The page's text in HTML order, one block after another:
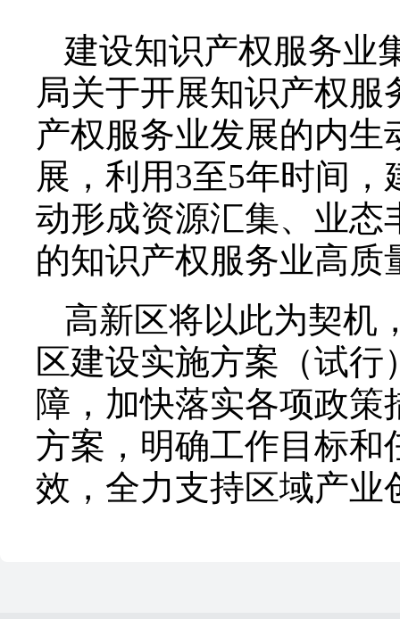
建设知识产权服务业
局关于开展知识产权
产权服务业发展的内
展，利用3至5年时间
动形成资源汇集、业态
的知识产权服务业高质
高新区将以此为契机
区建设实施方案（试
障，加快落实各项政
方案，明确工作目标和
效，全力支持区域产业